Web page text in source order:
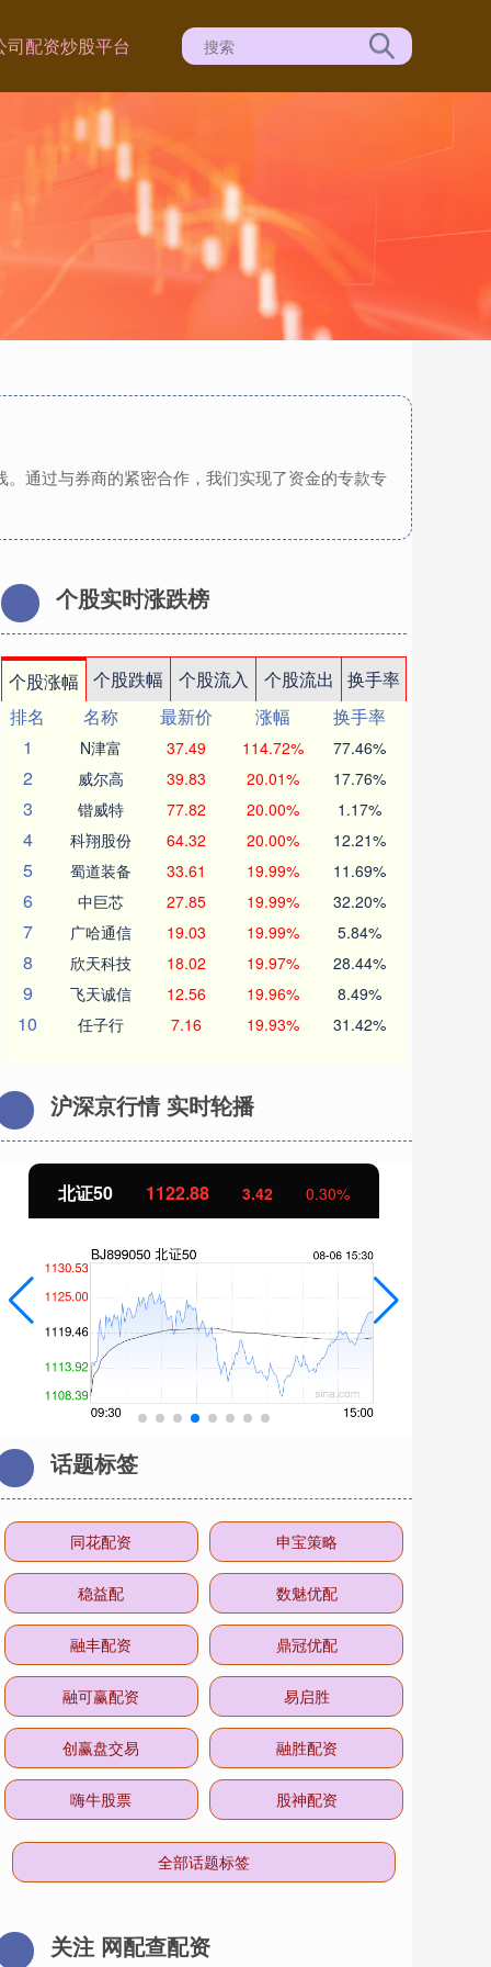
司配资炒股平台
通过与券商的紧密合作，我们实现了资金的专款专
个股实时涨跌榜
个股涨幅 个股跌幅 个股流入 个股流出
换手率
排名
名称 最新价 涨幅
换手率
1
N津富 37.49 114.72% 77.46%
2 威尔高 39.83 20.01% 17.76%
3 锴威特 77.82 20.00% 1.17%
4 科翔股份 64.32 20.00% 12.21%
5 蜀道装备 33.61 19.99% 11.69%
6 中巨芯 27.85 19.99% 32.20%
7 广哈通信 19.03 19.99% 5.84%
8 欣天科技 18.02 19.97% 28.44%
9 飞天诚信 12.56 19.96% 8.49%
10 任子行 7.16 19.93% 31.42%
沪深京行情 实时轮播
北证50 1122.88 3.42 0.30%
话题标签
同花配资 申宝策略
稳益配 数魅优配
融丰配资 鼎冠优配
融可赢配资 易启胜
创赢盘交易 融胜配资
嗨牛股票 股神配资
全部话题标签
关注 网配查配资